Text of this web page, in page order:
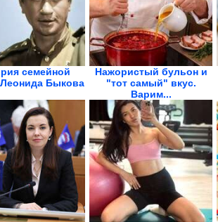
семейной
Быкова
Нажористый бульон и
"тот самый" вкус.
Варим...